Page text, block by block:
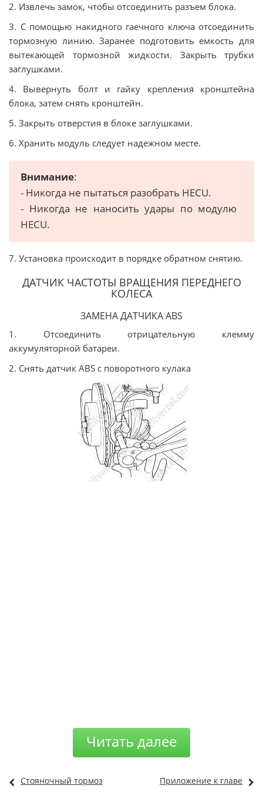
2. Извлечь замок, чтобы отсоединить разъем блока.
3. С помощью накидного гаечного ключа отсоединить
тормозную линию. Заранее подготовить емкость для
вытекающей тормозной жидкости. Закрыть трубки
заглушками.
4. Вывернуть болт и гайку крепления кронштейна
блока, затем снять кронштейн.
5. Закрыть отверстия в блоке заглушками.
6. Хранить модуль следует надежном месте.
Внимание:
- Никогда не пытаться разобрать HECU.
- Никогда не наносить удары по модулю
HECU.
7. Установка происходит в порядке обратном снятию.
ДАТЧИК ЧАСТОТЫ ВРАЩЕНИЯ ПЕРЕДНЕГО
КОЛЕСА
ЗАМЕНА ДАТЧИКА ABS
1. Отсоединить отрицательную клемму
аккумуляторной батареи.
2. Снять датчик ABS с поворотного кулака
Читать далее
Стояночный тормоз Приложение к главе